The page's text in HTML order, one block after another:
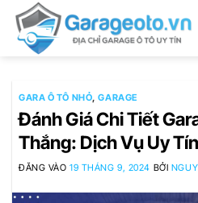
qua
GARA Ô TÔ NHỎ,GARAGE
Đánh Giá Chi Tiết
Thắng: Dịch Vụ Uy
ĐĂNG VÀO19 THÁNG 9, 2024 BỞI